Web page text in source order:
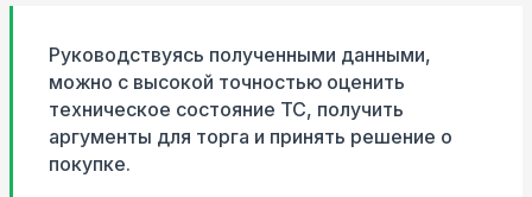
Руководствуясь полученными данными,
можно с высокой точностью оценить
техническое состояние ТС, получить
аргументы для торга и принять решение о
покупке.